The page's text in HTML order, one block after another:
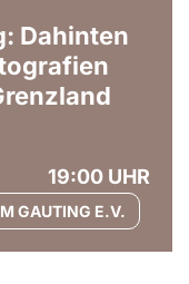
Dahinten
19:00 UHR
GAUTING E.V.